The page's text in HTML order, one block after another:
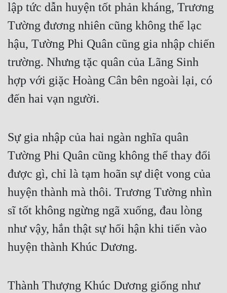
Huyền Huyễn
Huyền Ảo
Hài Hước
Hệ Thống
Khoa Huyễn
Khoa Huyễn Không Gian
Kinh Dị
Kiếm Hiệp
Làm Giàu
lập tức dẫn huyện tốt phản kháng, Trương
Tường đương nhiên cũng không thể lạc
hậu, Tường Phi Quân cũng gia nhập chiến
trường. Nhưng tặc quân của Lãng Sinh
hợp với giặc Hoàng Cân bên ngoài lại, có
đến hai vạn người.
Sự gia nhập của hai ngàn nghĩa quân
Tường Phi Quân cũng không thể thay đổi
được gì, chỉ là tạm hoãn sự diệt vong của
huyện thành mà thôi. Trương Tường nhìn
sĩ tốt không ngừng ngã xuống, đau lòng
như vậy, hắn thật sự hối hận khi tiến vào
huyện thành Khúc Dương.
Thành Thượng Khúc Dương giống như